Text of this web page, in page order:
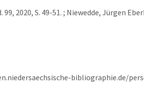
2020, S. 49-51. ; Niewedde, Jürgen
bibliographie.de/